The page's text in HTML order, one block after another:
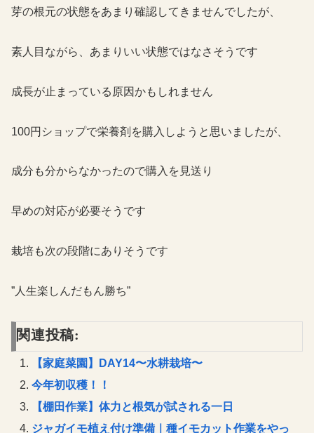
芽の根元の状態をあまり確認してきませんでしたが、
素人目ながら、あまりいい状態ではなさそうです
成長が止まっている原因かもしれません
100円ショップで栄養剤を購入しようと思いましたが、
成分も分からなかったので購入を見送り
早めの対応が必要そうです
栽培も次の段階にありそうです
”人生楽しんだもん勝ち”
関連投稿:
【家庭菜園】DAY14〜水耕栽培〜
今年初収穫！！
【棚田作業】体力と根気が試される一日
ジャガイモ植え付け準備｜種イモカット作業をやっ